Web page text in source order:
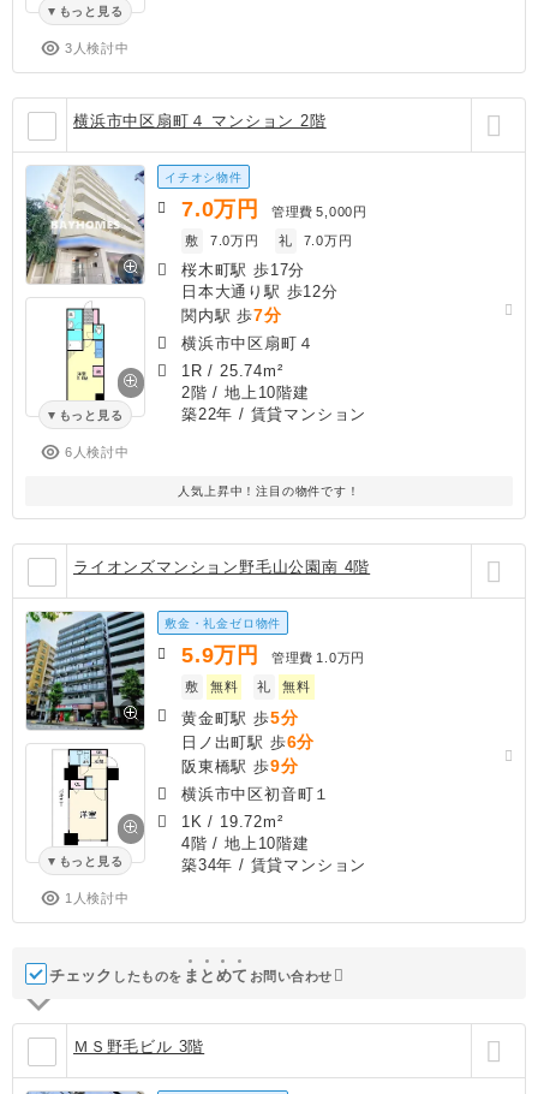
もっと見る
3人検討中
横浜市中区扇町４ マンション 2階
もっと見る
6人検討中
イチオシ物件
7.0万円 管理費 5,000円
敷
7.0万円 礼 7.0万円
桜木町駅 歩17分
日本大通り駅 歩12分
関内駅 歩7分
横浜市中区扇町４
1R / 25.74m²
2階 / 地上10階建
築22年 / 賃貸マンション
人気上昇中！注目の物件です！
ライオンズマンション野毛山公園南 4階
もっと見る
1人検討中
敷金・礼金ゼロ物件
5.9万円 管理費 1.0万円
敷
無料 礼 無料
黄金町駅 歩5分
日ノ出町駅 歩6分
阪東橋駅 歩9分
横浜市中区初音町１
1K / 19.72m²
4階 / 地上10階建
築34年 / 賃貸マンション
チェック したものを ま と めて お問い合わせ
ＭＳ野毛ビル 3階